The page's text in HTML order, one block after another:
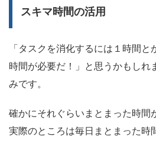
スキマ時間の活用
「タスクを消化するには１時間
時間が必要だ！」と思うかもしれ
みです。
確かにそれぐらいまとまった時間
実際のところは毎日まとまった時